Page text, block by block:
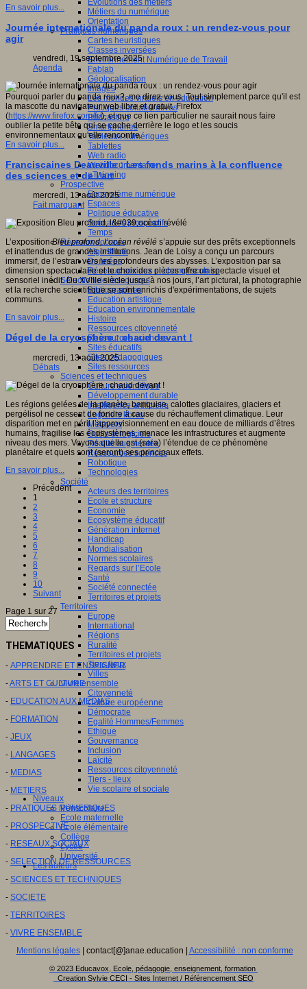
Evolutions des métiers
Métiers du numérique
Orientation
Pratiques numériques
Cartes heuristiques
Classes inversées
Environnement Numérique de Travail
Fablab
Géolocalisation
Images
Les mondes virtuels en éducation
Pratiques collaboratives
Podcasting
Smartphones
Tableaux numériques
Tablettes
Web radio
Webdocumentaire
eTwinning
Prospective
Ecosystème numérique
Espaces
Politique éducative
Scénarios prospectifs
Temps
Réseaux sociaux
Algorithme
Données
Réseaux sociaux et champ scolaire
Sélection de ressources
Bibliographies
Education artistique
Education environnementale
Histoire
Ressources citoyenneté
Ressources sciences
Sites éducatifs
Sites pédagogiques
Sites ressources
Sciences et techniques
Culture scientifique
Développement durable
Intelligence artificielle
Logiciels libres
Métavers
Outils et logiciels
Réalité augmentée
Ressources sciences
Robotique
Technologies
Société
Acteurs des territoires
Ecole et structure
Economie
Ecosystème éducatif
Génération internet
Handicap
Mondialisation
Normes scolaires
Regards sur l’Ecole
Santé
Société connectée
Territoires et projets
Territoires
Europe
International
Régions
Ruralité
Territoires et projets
Tiers lieux
Villes
Vivre ensemble
Citoyenneté
Culture européenne
Démocratie
Egalité Hommes/Femmes
Ethique
Gouvernance
Inclusion
Laïcité
Ressources citoyenneté
Tiers - lieux
Vie scolaire et sociale
Niveaux
Périscolaire
Ecole maternelle
Ecole élémentaire
Collège
Lycée
Université
Les auteurs
En savoir plus...
Journée internationale du panda roux : un rendez-vous pour
agir
vendredi, 19 septembre 2025
Agenda
Pourquoi parler du panda roux?, me direz-vous. Tout simplement parce qu'il est
la mascotte du navigateur web libre et gratuit, Firefox
(https://www.firefox.com/fr/), et que ce lien particulier ne saurait nous faire
oublier la petite bête qui se cache derrière le logo et les soucis
environnementaux qu'elle rencontre.
En savoir plus...
Franciscaines Deauville : Les fonds marins à la confluence
des sciences et de l’art
mercredi, 13 août 2025
Fait marquant
L’expositionBleu profond, l’océan révélé s’appuie sur des prêts exceptionnels
et inattendus de grandes institutions. Jean de Loisy a conçu un parcours
immersif, de l’estran vers les profondeurs des abysses. L’exposition par sa
dimension spectaculaire et le choix des pièces offre un spectacle visuel et
sensoriel inédit. Du XVIIIe siècle jusqu’à nos jours, l’art pictural, la photographie
et la recherche scientifique se sont enrichis d'expérimentations, de sujets
communs.
En savoir plus...
Dégel de la cryosphère : chaud devant !
mercredi, 13 août 2025
Débats
Les régions gelées de la planète, banquise, calottes glaciaires, glaciers et
pergélisol ne cessent de fondre à cause du réchauffement climatique. Leur
disparition met en péril l’approvisionnement en eau douce de milliards d’êtres
humains, fragilise les écosystèmes, menace les infrastructures et augmente
niveau des mers. Voyons quelle est (sera) l’étendue de ce phénomène
planétaire et quels sont (seront) ses principaux effets.
En savoir plus...
Précédent
1
2
3
4
5
6
7
8
9
10
Suivant
Page 1 sur 27
THEMATIQUES
- APPRENDRE ET ENSEIGNER
-ARTS ET CULTURE
- EDUCATION AUX MEDIAS
- FORMATION
- JEUX
- LANGAGES
- MEDIAS
- METIERS
- PRATIQUES NUMERIQUES
- PROSPECTIVE
- RESEAUX SOCIAUX
- SELECTION DE RESSOURCES
- SCIENCES ET TECHNIQUES
- SOCIETE
- TERRITOIRES
- VIVRE ENSEMBLE
Mentions légales| contact[@]anae.education | Accessibilité : non conforme
© 2023 Educavox, Ecole, pédagogie, enseignement, formation
Creation Sylvie CECI - Sites Internet / Référencement SEO